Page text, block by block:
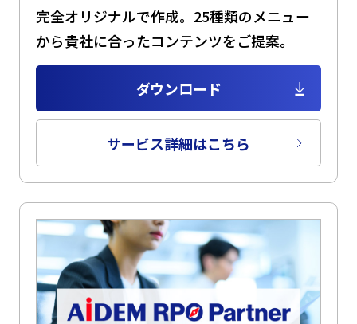
完全オリジナルで作成。25種類のメニュー
から貴社に合ったコンテンツをご提案。
ダウンロード
サービス詳細はこちら